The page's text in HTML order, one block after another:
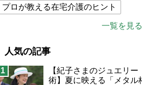
プロが教える在宅介護のヒント
介護食
猫が母になつきません
息子の遠距離介護サバイバル術
一覧を見る
人気の記事
1
【紀子さまのジュエリー
術】夏に映える「メタル